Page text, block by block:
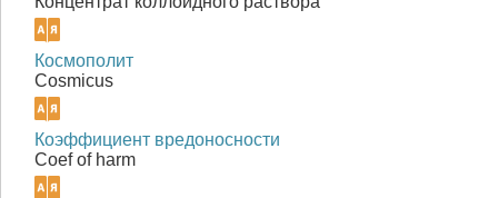
Космополит
Cosmicus
Коэффициент вредоносности
Coef of harm